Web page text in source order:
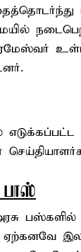
ஏற்கனவே